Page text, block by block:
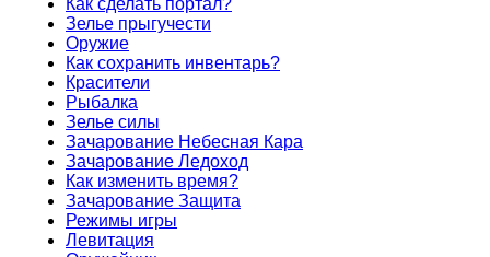
Как сделать портал?
Зелье прыгучести
Оружие
Как сохранить инвентарь?
Красители
Рыбалка
Зелье силы
Зачарование Небесная Кара
Зачарование Ледоход
Как изменить время?
Зачарование Защита
Режимы игры
Левитация